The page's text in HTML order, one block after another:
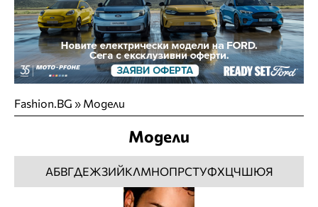
Fashion.BG » Модели
Модели
АБВГДЕЖЗИЙКЛМНОПРСТУФХЦЧШЮЯ